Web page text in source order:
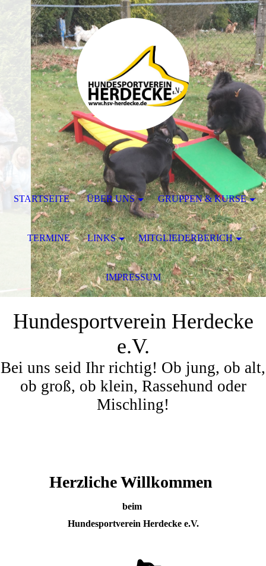
Hundesportverein Herdecke
e.V.
Bei uns seid Ihr richtig! Ob jung, ob alt,
ob groß, ob klein, Rassehund oder
Mischling!
Herzliche Willkommen
beim
Hundesportverein Herdecke e.V.
STARTSEITE ÜBER UNS GRUPPEN & KURSE
TERMINE LINKS MITGLIEDERBERICH
IMPRESSUM